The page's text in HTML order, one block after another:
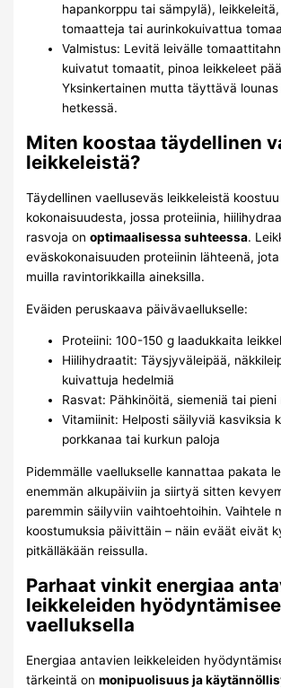
hapankorppu tai sämpylä),
tomaatteja tai aurinkokuivattua
Valmistus: Levitä leivälle
kuivatut tomaatit, pinoa leikkeleet
Yksinkertainen mutta täyttävä lounas
hetkessä.
Miten koostaa täydellinen
leikkeleistä?
Täydellinen vaelluseväs leikkeleistä
kokonaisuudesta, jossa proteiinia,
rasvoja onoptimaalisessa suhteessa.
eväskokonaisuuden proteiinin lähteenä,
muilla ravintorikkailla aineksilla.
Eväiden peruskaava päivävaellukselle:
Proteiini: 100-150 g laadukkaita
Hiilihydraatit: Täysjyväleipää,
kuivattuja hedelmiä
Rasvat: Pähkinöitä, siemeniä tai pieni
Vitamiinit: Helposti säilyviä kasviksia
porkkanaa tai kurkun paloja
Pidemmälle vaellukselle kannattaa pakata
enemmän alkupäiviin ja siirtyä sitten
paremmin säilyviin vaihtoehtoihin. Vaihtele
koostumuksia päivittäin – näin eväät eivät
pitkälläkään reissulla.
Parhaat vinkit energiaa
leikkeleiden
vaelluksella
Energiaa antavien leikkeleiden
tärkeintä onmonipuolisuus ja